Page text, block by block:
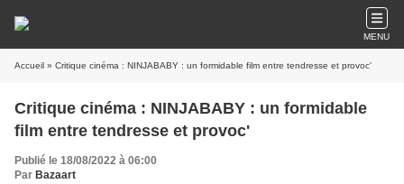
MENU
Accueil » Critique cinéma : NINJABABY : un formidable film entre tendresse et provoc'
Critique cinéma : NINJABABY : un formidable
film entre tendresse et provoc'
Publié le 18/08/2022 à 06:00
Par Bazaart